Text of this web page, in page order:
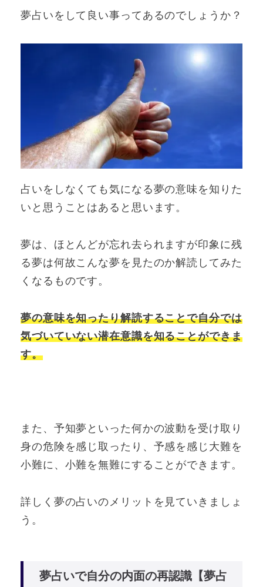
夢占いをして良い事ってあるのでしょうか？
占いをしなくても気になる夢の意味を知りた
いと思うことはあると思います。
夢は、ほとんどが忘れ去られますが印象に残
る夢は何故こんな夢を見たのか解読してみた
くなるものです。
夢の意味を知ったり解読することで自分では
気づいていない潜在意識を知ることができま
す。
また、予知夢といった何かの波動を受け取り
身の危険を感じ取ったり、予感を感じ大難を
小難に、小難を無難にすることができます。
詳しく夢の占いのメリットを見ていきましょ
う。
夢占いで自分の内面の再認識【夢占